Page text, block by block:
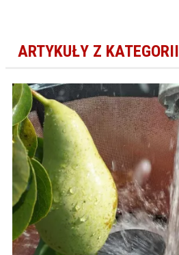
ARTYKUŁY Z KATEGORII